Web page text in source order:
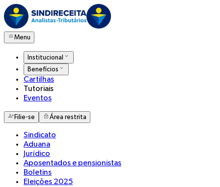
Menu
Institucional
Benefícios
Cartilhas
Tutoriais
Eventos
Filie-se Área restrita
Sindicato
Aduana
Jurídico
Aposentados e pensionistas
Boletins
Eleições 2025